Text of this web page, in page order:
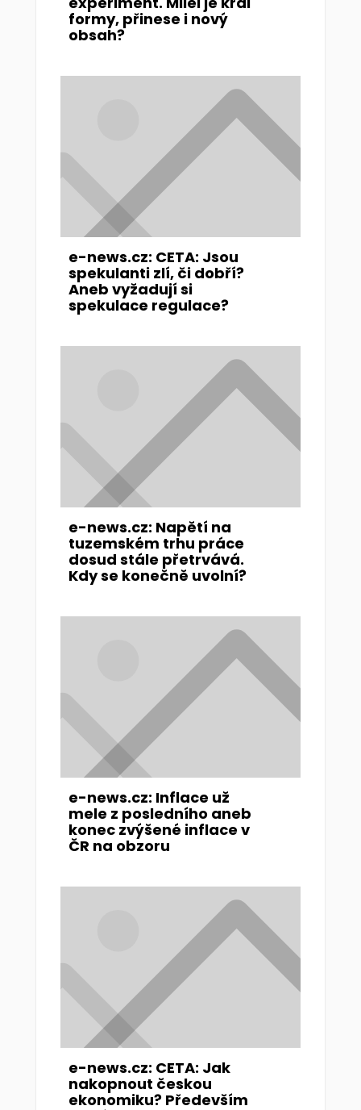
formy, přinese i nový
obsah?
e-news.cz: CETA: Jsou
spekulanti zlí, či dobří?
Aneb vyžadují si
spekulace regulace?
e-news.cz: Napětí na
tuzemském trhu práce
dosud stále přetrvává.
Kdy se konečně uvolní?
e-news.cz: Inflace už
mele z posledního aneb
konec zvýšené inflace v
ČR na obzoru
e-news.cz: CETA: Jak
nakopnout českou
ekonomiku? Především